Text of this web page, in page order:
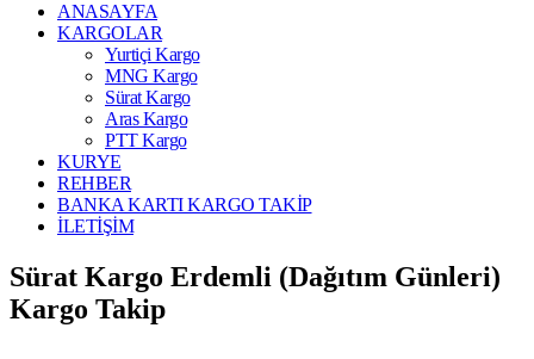
ANASAYFA
KARGOLAR
Yurtiçi Kargo
MNG Kargo
Sürat Kargo
Aras Kargo
PTT Kargo
KURYE
REHBER
BANKA KARTI KARGO TAKİP
İLETİŞİM
Sürat Kargo Erdemli (Dağıtım Günleri)
Kargo Takip